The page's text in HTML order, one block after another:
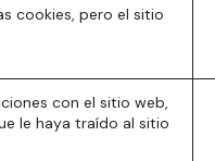
cookies, pero el sitio
con el sitio web,
le haya traído al sitio